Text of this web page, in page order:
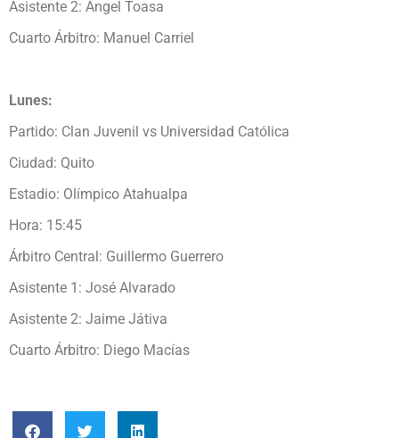
Asistente 2: Ángel Toasa
Cuarto Árbitro: Manuel Carriel
Lunes:
Partido: Clan Juvenil vs Universidad Católica
Ciudad: Quito
Estadio: Olímpico Atahualpa
Hora: 15:45
Árbitro Central: Guillermo Guerrero
Asistente 1: José Alvarado
Asistente 2: Jaime Játiva
Cuarto Árbitro: Diego Macías